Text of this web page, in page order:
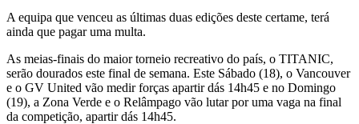
A equipa que venceu as últimas duas edições deste certame, terá
ainda que pagar uma multa.
As meias-finais do maior torneio recreativo do país, o TITANIC,
serão dourados este final de semana. Este Sábado (18), o Vancouver
e o GV United vão medir forças apartir dás 14h45 e no Domingo
(19), a Zona Verde e o Relâmpago vão lutar por uma vaga na final
da competição, apartir dás 14h45.